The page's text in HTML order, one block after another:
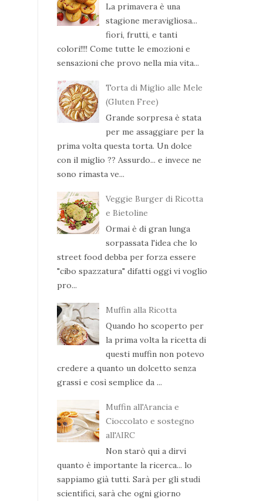
La primavera è una
stagione meravigliosa...
fiori, frutti, e tanti
colori!!!! Come tutte le emozioni e
sensazioni che provo nella mia vita...
Torta di Miglio alle Mele
(Gluten Free)
Grande sorpresa è stata
per me assaggiare per la
prima volta questa torta. Un dolce
con il miglio ?? Assurdo... e invece ne
sono rimasta ve...
Veggie Burger di Ricotta
e Bietoline
Ormai è di gran lunga
sorpassata l'idea che lo
street food debba per forza essere
"cibo spazzatura" difatti oggi vi voglio
pro...
Muffin alla Ricotta
Quando ho scoperto per
la prima volta la ricetta di
questi muffin non potevo
credere a quanto un dolcetto senza
grassi e così semplice da ...
Muffin all'Arancia e
Cioccolato e sostegno
all'AIRC
Non starò qui a dirvi
quanto è importante la ricerca... lo
sappiamo già tutti. Sarà per gli studi
scientifici, sarà che ogni giorno